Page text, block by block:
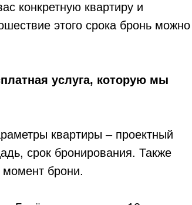
конкретную квартиру и
этого срока бронь можно
услуга, которую мы
квартиры – проектный
срок бронирования. Также
момент брони.